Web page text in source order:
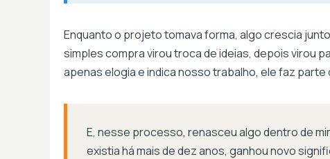
Enquanto o projeto tomava forma, algo crescia
simples compra virou troca de ideias, depois virou
apenas elogia e indica nosso trabalho, ele faz parte
E, nesse processo, renasceu algo dentro de
existia há mais de dez anos, ganhou novo